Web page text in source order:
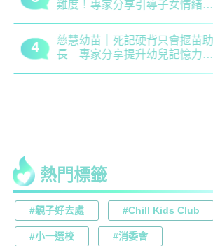
難度！專家分享引導子女情緒降
4
慈慧幼苗｜死記硬背只會揠苗助
長 專家分享提升幼兒記憶力5
熱門標籤
#親子好去處 #Chill Kids Club
#小一選校 #消委會